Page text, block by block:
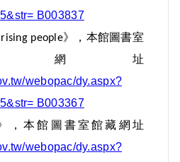
B003837
people》，本館圖書室
網址
webopac/dy.aspx?
B003367
，本館圖書室館藏網址
webopac/dy.aspx?